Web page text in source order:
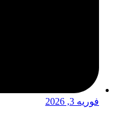
فوریه 3, 2026